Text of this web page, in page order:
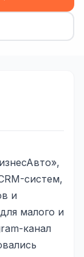
систем,
и
малого и
канал